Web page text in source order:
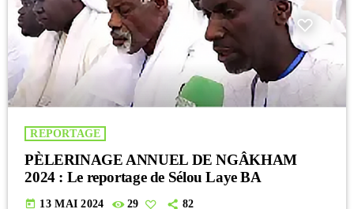
REPORTAGE
PÈLERINAGE ANNUEL DE NGÂKHAM
2024 : Le reportage de Sélou Laye BA
today 13 MAI 2024 29 82